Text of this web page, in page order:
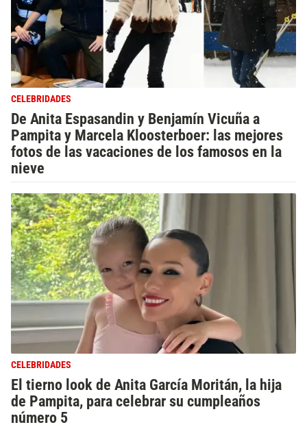
CELEBRIDADES
De Anita Espasandin y Benjamín Vicuña a
Pampita y Marcela Kloosterboer: las mejores
fotos de las vacaciones de los famosos en la
nieve
CELEBRIDADES
El tierno look de Anita García Moritán, la hija
de Pampita, para celebrar su cumpleaños
número 5